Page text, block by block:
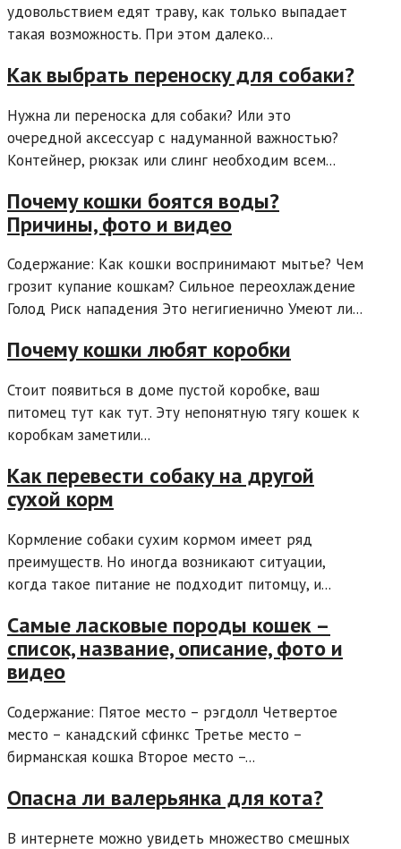
удовольствием едят траву, как только выпадает
такая возможность. При этом далеко...
Как выбрать переноску для собаки?
Нужна ли переноска для собаки? Или это
очередной аксессуар с надуманной важностью?
Контейнер, рюкзак или слинг необходим всем...
Почему кошки боятся воды?
Причины, фото и видео
Содержание: Как кошки воспринимают мытье? Чем
грозит купание кошкам? Сильное переохлаждение
Голод Риск нападения Это негигиенично Умеют ли...
Почему кошки любят коробки
Стоит появиться в доме пустой коробке, ваш
питомец тут как тут. Эту непонятную тягу кошек к
коробкам заметили...
Как перевести собаку на другой
сухой корм
Кормление собаки сухим кормом имеет ряд
преимуществ. Но иногда возникают ситуации,
когда такое питание не подходит питомцу, и...
Самые ласковые породы кошек –
список, название, описание, фото и
видео
Содержание: Пятое место – рэгдолл Четвертое
место – канадский сфинкс Третье место –
бирманская кошка Второе место –...
Опасна ли валерьянка для кота?
В интернете можно увидеть множество смешных